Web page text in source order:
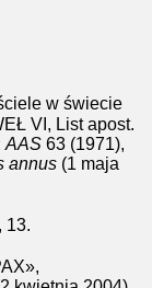
w świecie
VI, List apost.
AAS 63 (1971),
annus (1 maja
, 13.